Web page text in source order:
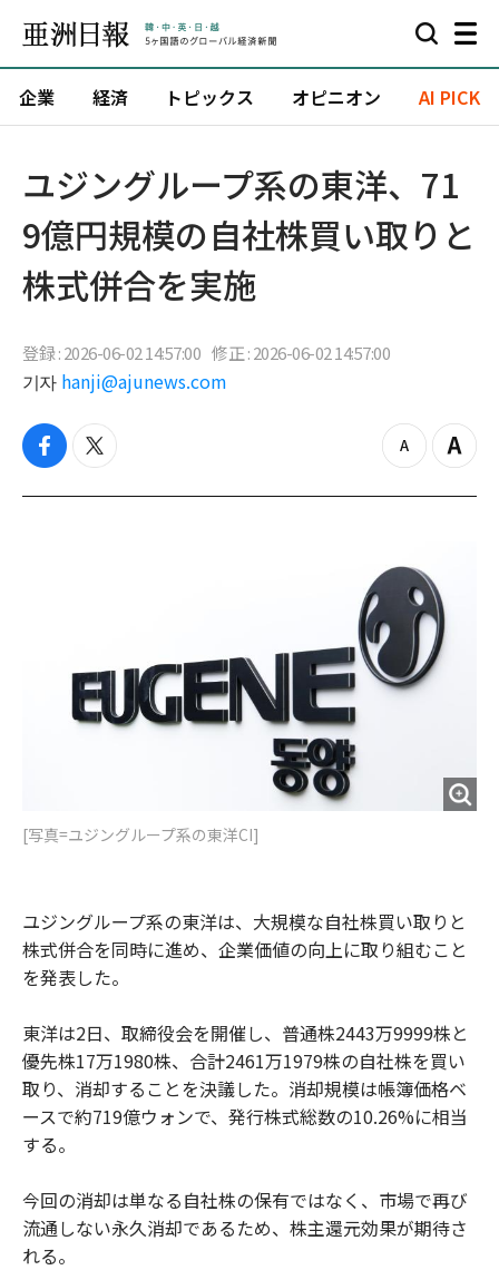
企業 経済 トピックス オピニオン AI PICK
ユジングループ系の東洋、71
9億円規模の自社株買い取りと
株式併合を実施
登録 : 2026-06-02 14:57:00 修正 : 2026-06-02 14:57:00
기자 hanji@ajunews.com
f
c
t
i
z
o
u
Z
o
[写真=ユジングループ系の東洋CI]
ユジングループ系の東洋は、大規模な自社株買い取りと
株式併合を同時に進め、企業価値の向上に取り組むこと
を発表した。
東洋は2日、取締役会を開催し、普通株2443万9999株と
優先株17万1980株、合計2461万1979株の自社株を買い
取り、消却することを決議した。消却規模は帳簿価格ベ
ースで約719億ウォンで、発行株式総数の10.26%に相当
する。
今回の消却は単なる自社株の保有ではなく、市場で再び
流通しない永久消却であるため、株主還元効果が期待さ
れる。